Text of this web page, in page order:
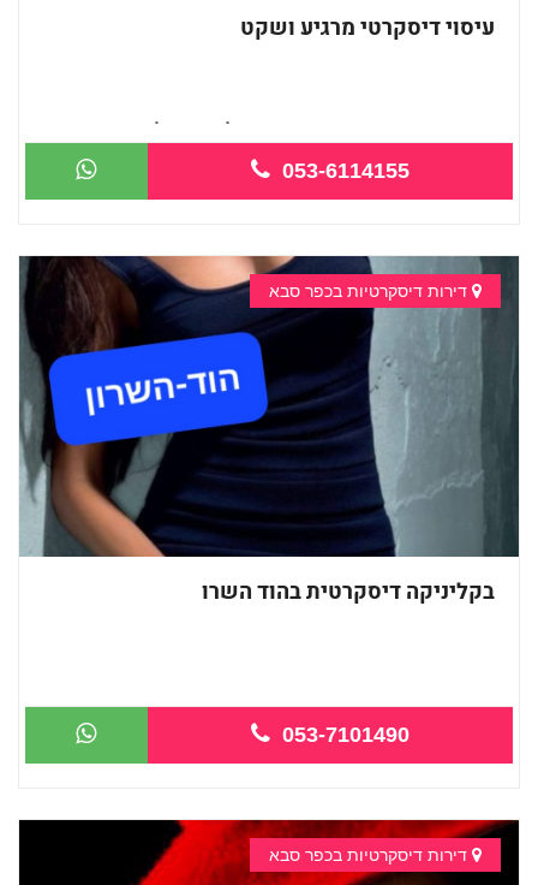
עיסוי דיסקרטי מרגיע ושקט
מעסה חדשה בהוד השרון-מוזמן לחוויה בלת...
053-6114155
דירות דיסקרטיות בכפר סבא
בקליניקה דיסקרטית בהוד השרו
053-7101490
דירות דיסקרטיות בכפר סבא